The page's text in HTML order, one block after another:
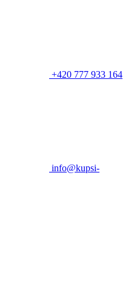
+420 777 933 164
info@kupsi-